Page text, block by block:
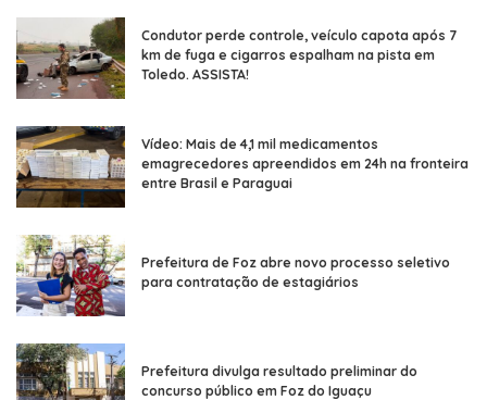
Condutor perde controle, veículo capota após 7
km de fuga e cigarros espalham na pista em
Toledo. ASSISTA!
Vídeo: Mais de 4,1 mil medicamentos
emagrecedores apreendidos em 24h na fronteira
entre Brasil e Paraguai
Prefeitura de Foz abre novo processo seletivo
para contratação de estagiários
Prefeitura divulga resultado preliminar do
concurso público em Foz do Iguaçu